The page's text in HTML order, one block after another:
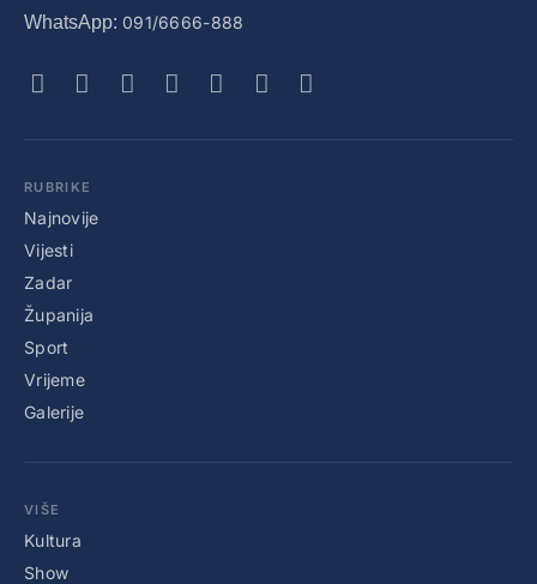
WhatsApp: 091/6666-888
RUBRIKE
Najnovije
Vijesti
Zadar
Županija
Sport
Vrijeme
Galerije
VIŠE
Kultura
Show